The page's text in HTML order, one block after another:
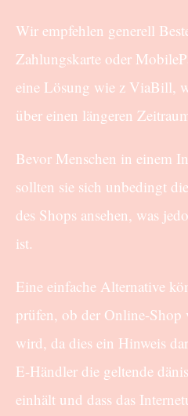
Wir empfehlen generell
Zahlungskarte oder
eine Lösung wie z ViaBill,
über einen längeren
Bevor Menschen in einem
sollten sie sich unbedingt
des Shops ansehen, was
ist.
Eine einfache Alternative
prüfen, ob der Online-
wird, da dies ein Hinweis
E-Händler die geltende
einhält und dass das